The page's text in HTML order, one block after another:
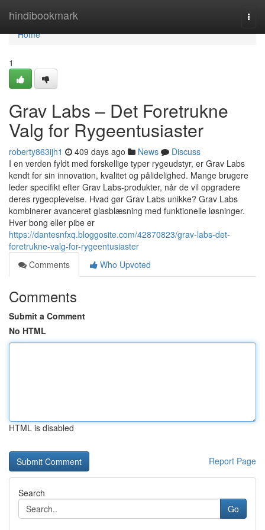
hindibookmark
Home
Home
1
Grav Labs – Det Foretrukne
Valg for Rygeentusiaster
roberty863ijh1 409 days ago News
Discuss
I en verden fyldt med forskellige typer rygeudstyr, er Grav Labs
kendt for sin innovation, kvalitet og pålidelighed. Mange brugere
leder specifikt efter Grav Labs-produkter, når de vil opgradere
deres rygeoplevelse. Hvad gør Grav Labs unikke? Grav Labs
kombinerer avanceret glasblæsning med funktionelle løsninger.
Hver bong eller pibe er
https://dantesnfxq.bloggosite.com/42870823/grav-labs-det-
foretrukne-valg-for-rygeentusiaster
Comments
Who Upvoted
Comments
Submit a Comment
No HTML
HTML is disabled
Report Page
Search
Go